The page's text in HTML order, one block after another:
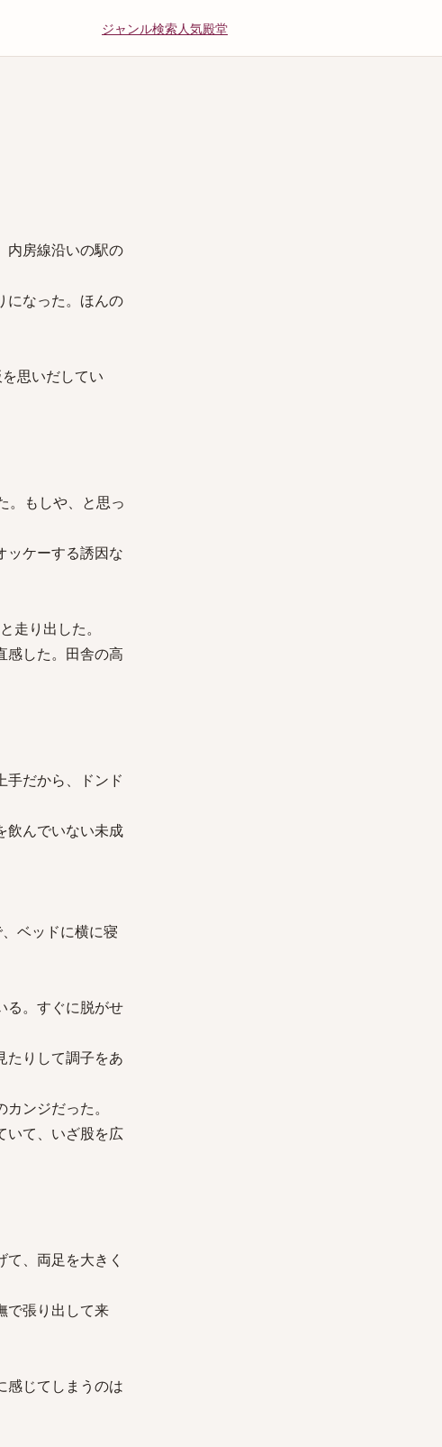
ジャンル検索人気殿堂
内房線沿いの駅の
になった。ほんの
思いだしてい
。もしや、と思っ
ッケーする誘因な
走り出した。
感した。田舎の高
手だから、ドンド
飲んでいない未成
ベッドに横に寝
る。すぐに脱がせ
たりして調子をあ
ンジだった。
いて、いざ股を広
、両足を大きく
で張り出して来
感じてしまうのは